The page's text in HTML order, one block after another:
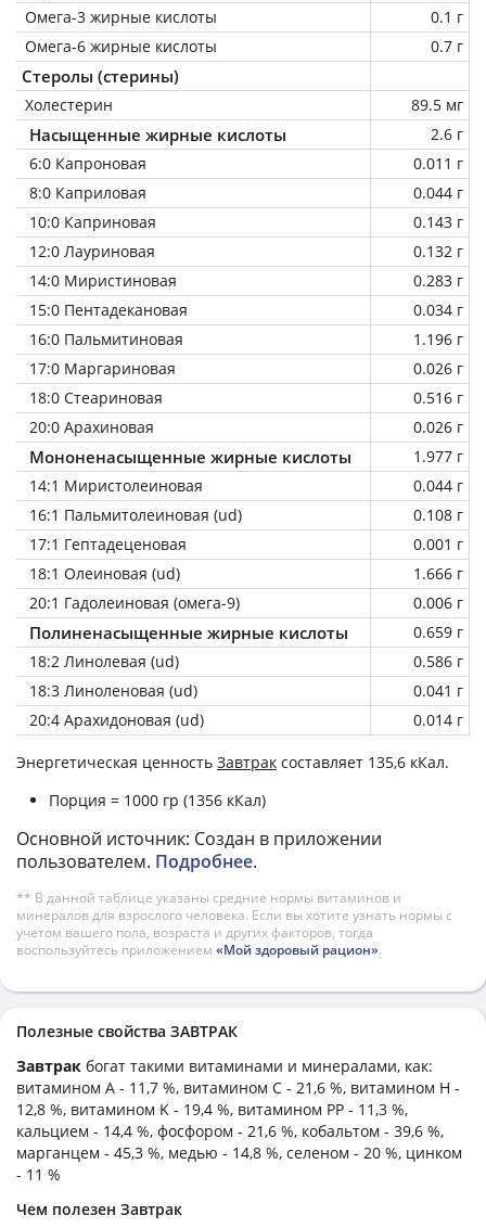
Омега-3 жирные кислоты
0.1 г
Омега-6 жирные кислоты
0.7 г
Стеролы (стерины)
Холестерин 89.5 мг
Насыщенные жирные кислоты
2.6 г
6:0 Капроновая
0.011 г
8:0 Каприловая
0.044 г
10:0 Каприновая
0.143 г
12:0 Лауриновая
0.132 г
14:0 Миристиновая
0.283 г
15:0 Пентадекановая
0.034 г
16:0 Пальмитиновая
1.196 г
17:0 Маргариновая
0.026 г
18:0 Стеариновая
0.516 г
20:0 Арахиновая
0.026 г
Мононенасыщенные жирные кислоты
1.977 г
14:1 Миристолеиновая
0.044 г
16:1 Пальмитолеиновая (ud)
0.108 г
17:1 Гептадеценовая
0.001 г
18:1 Олеиновая (ud)
1.666 г
20:1 Гадолеиновая (омега-9)
0.006 г
Полиненасыщенные жирные кислоты
0.659 г
18:2 Линолевая (ud)
0.586 г
18:3 Линоленовая (ud)
0.041 г
20:4 Арахидоновая (ud)
0.014 г
Энергетическая ценность Завтрак составляет 135,6 кКал.
Порция = 1000 гр (1356 кКал)
Основной источник: Создан в приложении
пользователем. Подробнее.
** В данной таблице указаны средние нормы витаминов и
минералов для взрослого человека. Если вы хотите узнать нормы с
учетом вашего пола, возраста и других факторов, тогда
воспользуйтесь приложением «Мой здоровый рацион».
Полезные свойства ЗАВТРАК
Завтрак богат такими витаминами и минералами, как:
витамином А - 11,7 %, витамином C - 21,6 %, витамином H -
12,8 %, витамином K - 19,4 %, витамином PP - 11,3 %,
кальцием - 14,4 %, фосфором - 21,6 %, кобальтом - 39,6 %,
марганцем - 45,3 %, медью - 14,8 %, селеном - 20 %, цинком
- 11 %
Чем полезен Завтрак